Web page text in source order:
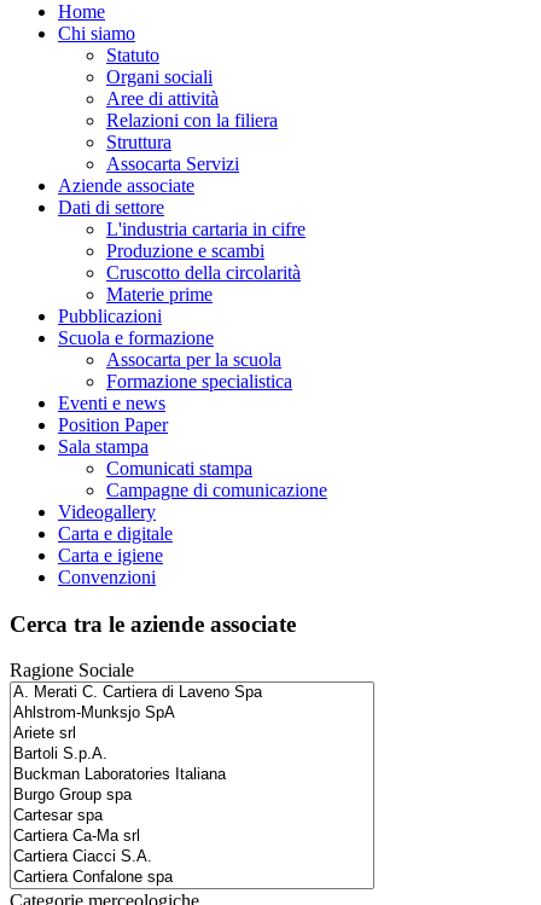
Home
Chi siamo
Statuto
Organi sociali
Aree di attività
Relazioni con la filiera
Struttura
Assocarta Servizi
Aziende associate
Dati di settore
L'industria cartaria in cifre
Produzione e scambi
Cruscotto della circolarità
Materie prime
Pubblicazioni
Scuola e formazione
Assocarta per la scuola
Formazione specialistica
Eventi e news
Position Paper
Sala stampa
Comunicati stampa
Campagne di comunicazione
Videogallery
Carta e digitale
Carta e igiene
Convenzioni
Cerca tra le aziende associate
Ragione Sociale